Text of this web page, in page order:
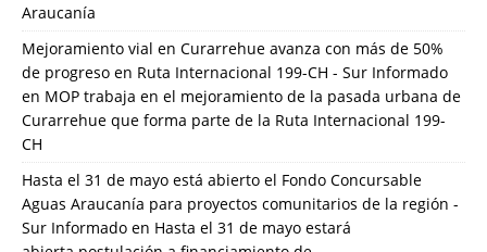
Araucanía
Mejoramiento vial en Curarrehue avanza con más de 50%
de progreso en Ruta Internacional 199-CH - Sur Informado
en MOP trabaja en el mejoramiento de la pasada urbana de
Curarrehue que forma parte de la Ruta Internacional 199-
CH
Hasta el 31 de mayo está abierto el Fondo Concursable
Aguas Araucanía para proyectos comunitarios de la región -
Sur Informado en Hasta el 31 de mayo estará